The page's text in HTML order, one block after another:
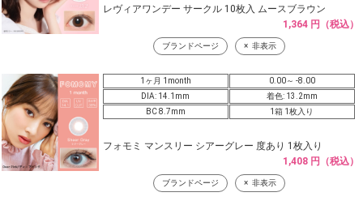
レヴィアワンデー サークル 10枚入 ムースブラウン
1,364 円（税込）
ブランドページ 非表示
1ヶ月 1month
0.00～ -8.00
DIA: 14.1mm
着色: 13.2mm
BC 8.7mm
1箱 1枚入り
フォモミ マンスリー シアーグレー 度あり 1枚入り
1,408 円（税込）
ブランドページ 非表示